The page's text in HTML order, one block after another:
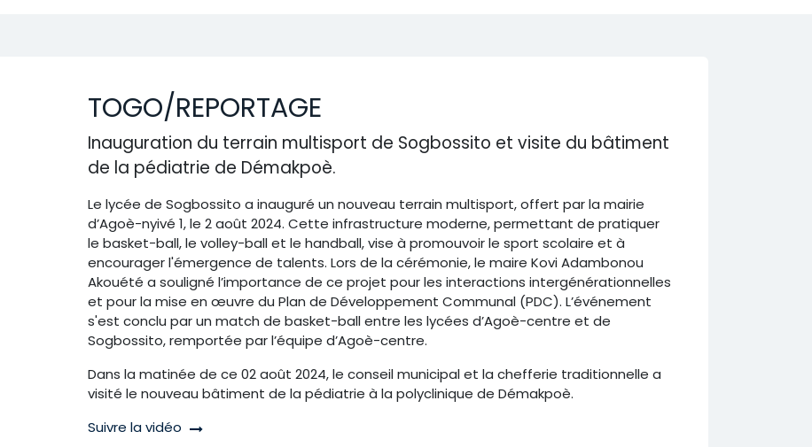
TOGO/REPORTAGE
Inauguration du terrain multisport de Sogbossito et visite du bâtiment
de la pédiatrie de Démakpoè.
Le lycée de Sogbossito a inauguré un nouveau terrain multisport, offert par la mairie
d’Agoè-nyivé 1, le 2 août 2024. Cette infrastructure moderne, permettant de pratiquer
le basket-ball, le volley-ball et le handball, vise à promouvoir le sport scolaire et à
encourager l'émergence de talents. Lors de la cérémonie, le maire Kovi Adambonou
Akouété a souligné l’importance de ce projet pour les interactions intergénérationnelles
et pour la mise en œuvre du Plan de Développement Communal (PDC). L’événement
s'est conclu par un match de basket-ball entre les lycées d’Agoè-centre et de
Sogbossito, remportée par l’équipe d’Agoè-centre.
Dans la matinée de ce 02 août 2024, le conseil municipal et la chefferie traditionnelle a
visité le nouveau bâtiment de la pédiatrie à la polyclinique de Démakpoè.
Suivre la vidéo